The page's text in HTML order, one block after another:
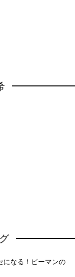
になる！ピーマンの